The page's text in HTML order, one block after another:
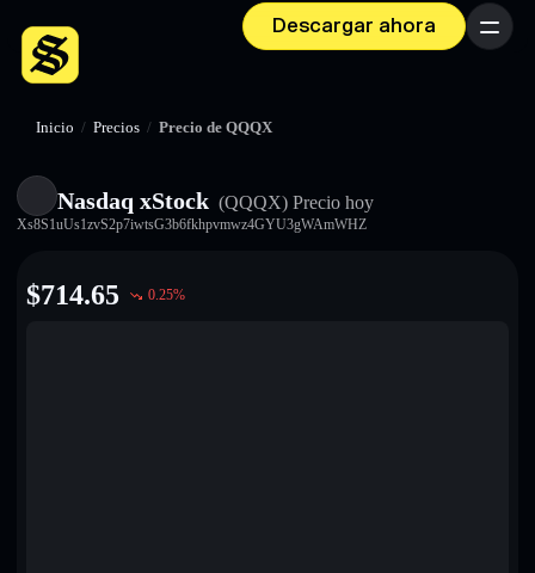
Descargar ahora Menú
Inicio / Precios / Precio de QQQX
Nasdaq xStock (QQQX) Precio hoy
Xs8S1uUs1zvS2p7iwtsG3b6fkhpvmwz4GYU3gWAmWHZ
$714.65 0.25%